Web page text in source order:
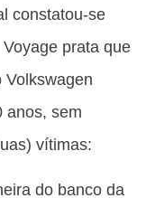
constatou-se
prata que
Volkswagen
anos, sem
vítimas:
do banco da